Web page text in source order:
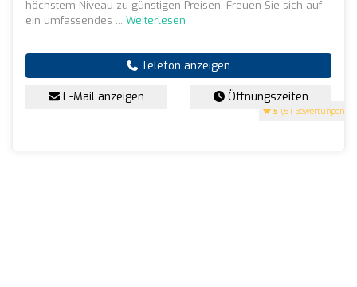
5 (51 Bewertungen)
höchstem Niveau zu günstigen Preisen. Freuen Sie sich auf
ein umfassendes ... Weiterlesen
Telefon anzeigen
E-Mail anzeigen Öffnungszeiten